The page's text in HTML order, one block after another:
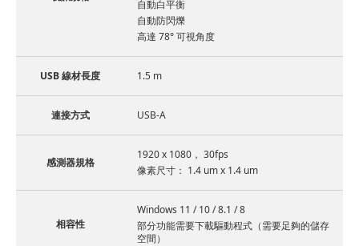
自動白平衡
自動防閃爍
高達 78° 可視角度
USB 線材長度 1.5 m
連接方式 USB-A
感測器規格
1920 x 1080， 30fps
像素尺寸： 1.4 um x 1.4 um
相容性
Windows 11 / 10 / 8.1 / 8
部分功能需要下載驅動程式（需要足夠的儲存
空間）